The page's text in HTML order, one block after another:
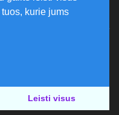
kurie jums
Leisti visus